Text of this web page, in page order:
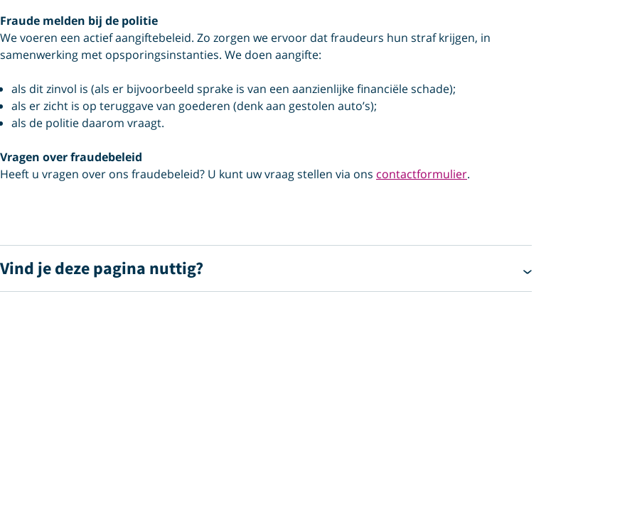
Fraude melden bij de politie
We voeren een actief aangiftebeleid. Zo zorgen we ervoor dat fraudeurs hun straf krijgen, in
samenwerking met opsporingsinstanties. We doen aangifte:
als dit zinvol is (als er bijvoorbeeld sprake is van een aanzienlijke financiële schade);
als er zicht is op teruggave van goederen (denk aan gestolen auto’s);
als de politie daarom vraagt.
Vragen over fraudebeleid
Heeft u vragen over ons fraudebeleid? U kunt uw vraag stellen via ons contactformulier.
Vind je deze pagina nuttig?